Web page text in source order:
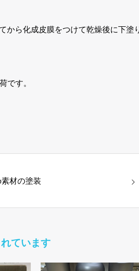
から化成皮膜をつけて乾燥後に下塗
です。
素材の塗装
ています